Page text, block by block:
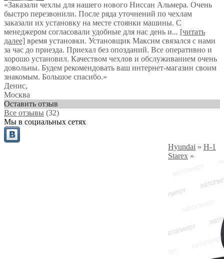
«Заказали чехлы для нашего нового Ниссан Альмера. Очень
быстро перезвонили. После ряда уточнений по чехлам
заказали их установку на месте стоянки машины. С
менеджером согласовали удобные для нас день и... [читать
далее] время установки. Установщик Максим связался с нами
за час до приезда. Приехал без опозданий. Все оперативно и
хорошо установил. Качеством чехлов и обслуживанием очень
довольны. Будем рекомендовать ваш интернет-магазин своим
знакомым. Большое спасибо.»
Денис,
Москва
Оставить отзыв
Все отзывы (32)
Мы в социальных сетях
Hyundai » H-1
Starex »